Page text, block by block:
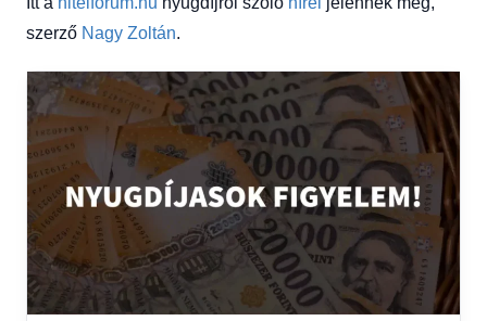
szerző Nagy Zoltán.